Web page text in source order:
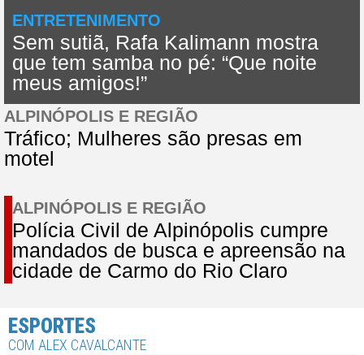
ENTRETENIMENTO
Sem sutiã, Rafa Kalimann mostra
que tem samba no pé: “Que noite
meus amigos!”
ALPINÓPOLIS E REGIÃO
Tráfico; Mulheres são presas em
motel
ALPINÓPOLIS E REGIÃO
Polícia Civil de Alpinópolis cumpre
mandados de busca e apreensão na
cidade de Carmo do Rio Claro
ESPORTES
COM ALEX CAVALCANTE